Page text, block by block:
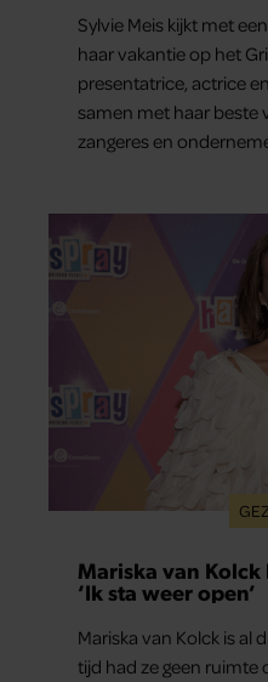
Sylvie Meis kijkt met
haar vakantie op het
presentatrice, actrice
samen met haar beste
zangeres en
bestemming én vertelt
voor haar is geweest.
Mariska van
‘Ik sta weer open’
Mariska van Kolck is al
tijd had ze geen ruimte